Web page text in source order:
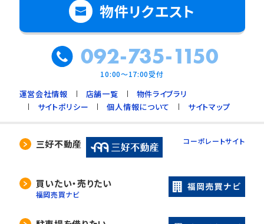
物件リクエスト
092-735-1150
10:00～17:00受付
運営会社情報 店舗一覧
物件ライブラリ
サイトポリシー
個人情報について サイトマップ
三好不動産 コーポレートサイト
買いたい・売りたい
福岡売買ナビ